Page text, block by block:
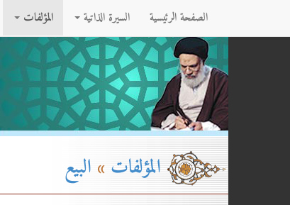
الصفحة الرئيسية السيرة الذاتية المؤلفات
المؤلفات»البيع